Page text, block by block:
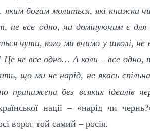
богам молиться, які книжки
не все одно, чи домінуючим є
чути, кого ми вчимо у школі, не
Це не все одно… А коли – все
що ми не нарід, не якась
принижена без всяких ідеалів
нації – «нарід чи
ворог той самий – росія.